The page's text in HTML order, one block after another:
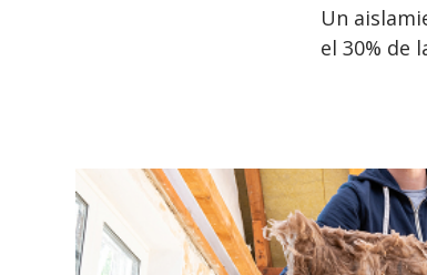
Un
el 30% de